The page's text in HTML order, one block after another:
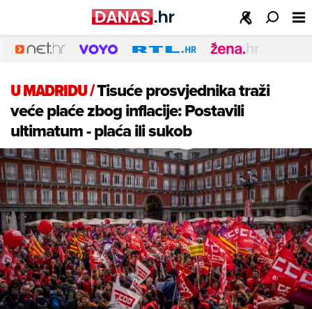
U MADRIDU/Tisuće prosvjednika traži
veće plaće zbog inflacije: Postavili
ultimatum - plaća ili sukob